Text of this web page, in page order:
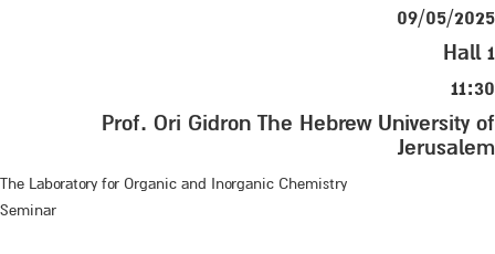
09/05/2025
Hall 1
11:30
Prof. Ori Gidron The Hebrew University of
Jerusalem
The Laboratory for Organic and Inorganic Chemistry
Seminar